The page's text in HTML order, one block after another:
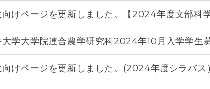
向けページを更新しました。【2024年度文部科
大学大学院連合農学研究科2024年10月入学学生
向けページを更新しました。(2024年度シラバス）